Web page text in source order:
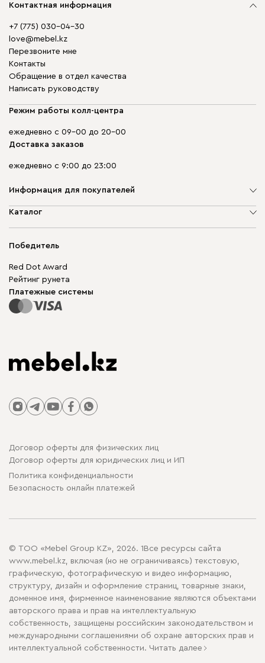
Контактная информация
+7 (775) 030-04-30
love@mebel.kz
Перезвоните мне
Контакты
Обращение в отдел качества
Написать руководству
Режим работы колл-центра
ежедневно с 09-00 до 20-00
Доставка заказов
ежедневно с 9:00 до 23:00
Информация для покупателей
О компании
Гарантия
Карта сайта
Каталог
Корпусная мебель
Модульная мебель
Столы и стулья
Победитель
Red Dot Award
Рейтинг рунета
Платежные системы
Договор оферты для физических лиц
Договор оферты для юридических лиц и ИП
Политика конфиденциальности
Безопасность онлайн платежей
© ТОО «Mebel Group KZ», 2026. 1Все ресурсы сайта
www.mebel.kz, включая (но не ограничиваясь) текстовую,
графическую, фотографическую и видео информацию,
структуру, дизайн и оформление страниц, товарные знаки,
доменное имя, фирменное наименование являются объектами
авторского права и прав на интеллектуальную
собственность, защищены российским законодательством и
международными соглашениями об охране авторских прав и
интеллектуальной собственности. Читать далее